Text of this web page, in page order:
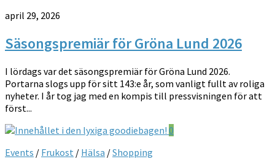
april 29, 2026
Säsongspremiär för Gröna Lund 2026
I lördags var det säsongspremiär för Gröna Lund 2026.
Portarna slogs upp för sitt 143:e år, som vanligt fullt av roliga
nyheter. I år tog jag med en kompis till pressvisningen för att
först...
0
Events / Frukost / Hälsa /Shopping